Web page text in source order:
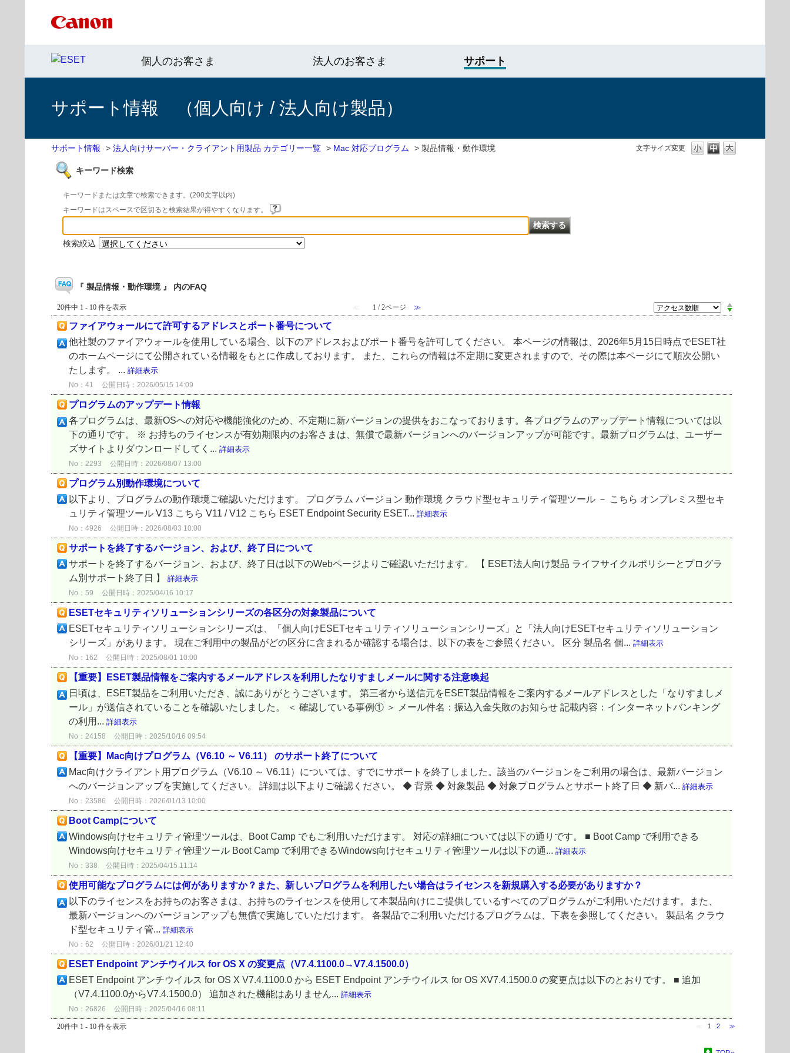
個人のお客さま 法人のお客さま サポート
サポート情報 （個人向け / 法人向け製品）
文字サイズ変更
サポート情報 > 法人向けサーバー・クライアント用製品 カテゴリー一覧 > Mac 対応プログラム > 製品情報・動作環境
キーワード検索
キーワードまたは文章で検索できます。(200文字以内)
キーワードはスペースで区切ると検索結果が得やすくなります。
検索絞込
『 製品情報・動作環境 』 内のFAQ
20件中 1 - 10 件を表示 ≪ 1 / 2ページ ≫
ファイアウォールにて許可するアドレスとポート番号について
他社製のファイアウォールを使用している場合、以下のアドレスおよびポート番号を許可してください。 本ページの情報は、2026年5月15日時点でESET社
のホームページにて公開されている情報をもとに作成しております。 また、これらの情報は不定期に変更されますので、その際は本ページにて順次公開い
たします。 ... 詳細表示
No：41 公開日時：2026/05/15 14:09
プログラムのアップデート情報
各プログラムは、最新OSへの対応や機能強化のため、不定期に新バージョンの提供をおこなっております。各プログラムのアップデート情報については以
下の通りです。 ※ お持ちのライセンスが有効期限内のお客さまは、無償で最新バージョンへのバージョンアップが可能です。最新プログラムは、ユーザー
ズサイトよりダウンロードしてく... 詳細表示
No：2293 公開日時：2026/08/07 13:00
プログラム別動作環境について
以下より、プログラムの動作環境ご確認いただけます。 プログラム バージョン 動作環境 クラウド型セキュリティ管理ツール － こちら オンプレミス型セキ
ュリティ管理ツール V13 こちら V11 / V12 こちら ESET Endpoint Security ESET... 詳細表示
No：4926 公開日時：2026/08/03 10:00
サポートを終了するバージョン、および、終了日について
サポートを終了するバージョン、および、終了日は以下のWebページよりご確認いただけます。 【 ESET法人向け製品 ライフサイクルポリシーとプログラ
ム別サポート終了日 】 詳細表示
No：59 公開日時：2025/04/16 10:17
ESETセキュリティソリューションシリーズの各区分の対象製品について
ESETセキュリティソリューションシリーズは、「個人向けESETセキュリティソリューションシリーズ」と「法人向けESETセキュリティソリューション
シリーズ」があります。 現在ご利用中の製品がどの区分に含まれるか確認する場合は、以下の表をご参照ください。 区分 製品名 個... 詳細表示
No：162 公開日時：2025/08/01 10:00
【重要】ESET製品情報をご案内するメールアドレスを利用したなりすましメールに関する注意喚起
日頃は、ESET製品をご利用いただき、誠にありがとうございます。 第三者から送信元をESET製品情報をご案内するメールアドレスとした「なりすましメ
ール」が送信されていることを確認いたしました。 ＜ 確認している事例① ＞ メール件名：振込入金失敗のお知らせ 記載内容：インターネットバンキング
の利用... 詳細表示
No：24158 公開日時：2025/10/16 09:54
【重要】Mac向けプログラム（V6.10 ～ V6.11） のサポート終了について
Mac向けクライアント用プログラム（V6.10 ～ V6.11）については、すでにサポートを終了しました。該当のバージョンをご利用の場合は、最新バージョン
へのバージョンアップを実施してください。 詳細は以下よりご確認ください。 ◆ 背景 ◆ 対象製品 ◆ 対象プログラムとサポート終了日 ◆ 新バ... 詳細表示
No：23586 公開日時：2026/01/13 10:00
Boot Campについて
Windows向けセキュリティ管理ツールは、Boot Camp でもご利用いただけます。 対応の詳細については以下の通りです。 ■ Boot Camp で利用できる
Windows向けセキュリティ管理ツール Boot Camp で利用できるWindows向けセキュリティ管理ツールは以下の通... 詳細表示
No：338 公開日時：2025/04/15 11:14
使用可能なプログラムには何がありますか？また、新しいプログラムを利用したい場合はライセンスを新規購入する必要がありますか？
以下のライセンスをお持ちのお客さまは、お持ちのライセンスを使用して本製品向けにご提供しているすべてのプログラムがご利用いただけます。また、
最新バージョンへのバージョンアップも無償で実施していただけます。 各製品でご利用いただけるプログラムは、下表を参照してください。 製品名 クラウ
ド型セキュリティ管... 詳細表示
No：62 公開日時：2026/01/21 12:40
ESET Endpoint アンチウイルス for OS X の変更点（V7.4.1100.0→V7.4.1500.0）
ESET Endpoint アンチウイルス for OS X V7.4.1100.0 から ESET Endpoint アンチウイルス for OS XV7.4.1500.0 の変更点は以下のとおりです。 ■ 追加
（V7.4.1100.0からV7.4.1500.0） 追加された機能はありません... 詳細表示
No：26826 公開日時：2025/04/16 08:11
20件中 1 - 10 件を表示 1 2 ≫